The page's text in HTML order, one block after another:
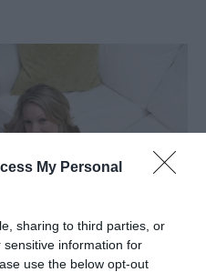
My Personal
sharing to third parties, or
information for
use the below opt-out